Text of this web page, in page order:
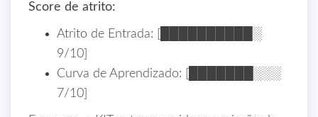
Score de atrito:
Atrito de Entrada: [██████████░
9/10]
Curva de Aprendizado: [███████░░░
7/10]